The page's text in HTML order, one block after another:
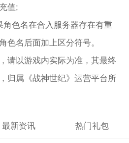
值;
角色名在合入服务器存在有重
色名后面加上区分符号。
请以游戏内实际为准，其最终
归属《战神世纪》运营平台所
最新资讯 热门礼包